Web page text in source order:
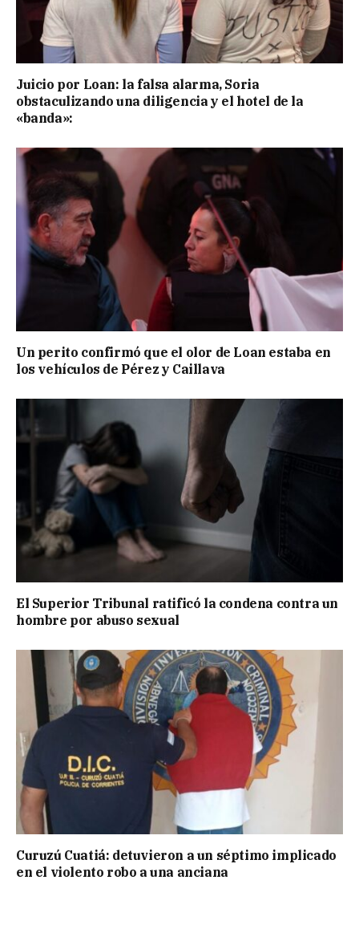
Juicio por Loan: la falsa alarma, Soria
obstaculizando una diligencia y el hotel de la
«banda»:
Un perito confirmó que el olor de Loan estaba en
los vehículos de Pérez y Caillava
El Superior Tribunal ratificó la condena contra un
hombre por abuso sexual
Curuzú Cuatiá: detuvieron a un séptimo implicado
en el violento robo a una anciana